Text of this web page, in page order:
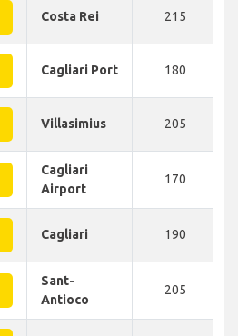
Costa Rei 215
Cagliari Port 180
Villasimius 205
Cagliari
Airport
170
Cagliari 190
Sant-
Antioco
205